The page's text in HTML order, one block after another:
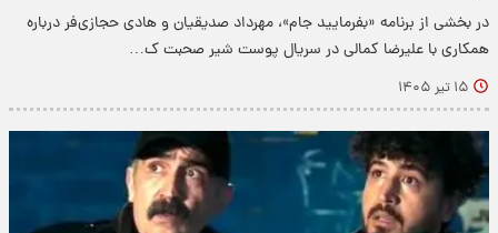
در بخشی از برنامه «بفرمایید جام»، مهرداد صدیقیان و هادی حجازی‌فر درباره
همکاری با علیرضا کمالی در سریال پوست شیر صحبت ک…
۱۵ تیر ۱۴۰۵